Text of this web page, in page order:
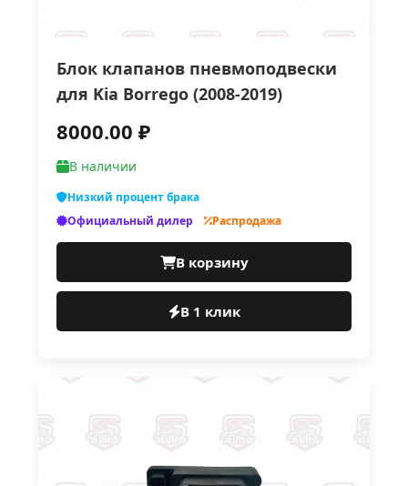
Блок клапанов пневмоподвески
для Kia Borrego (2008-2019)
8000.00 ₽
В наличии
Низкий процент брака
Официальный дилер
Распродажа
В корзину
В 1 клик